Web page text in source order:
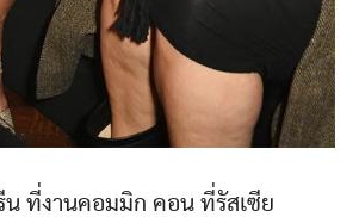
น ที่งานคอมมิก คอน ที่รัสเซีย